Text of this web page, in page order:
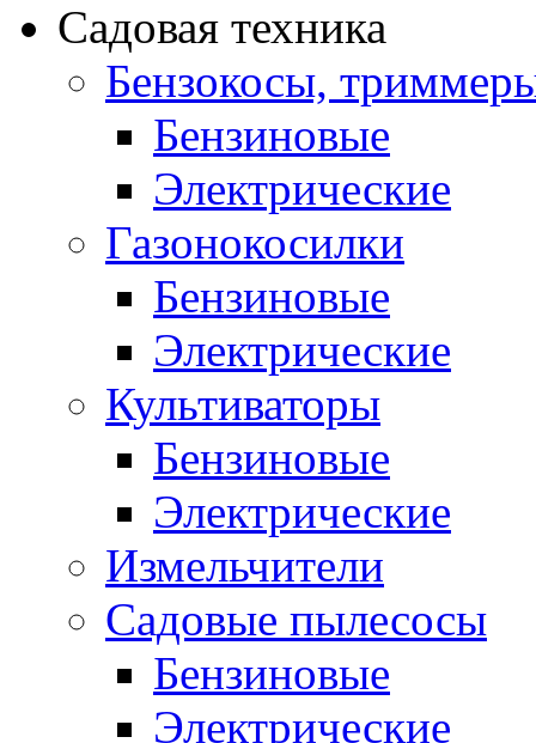
Садовая техника
Бензокосы,
Бензиновые
Электрические
Газонокосилки
Бензиновые
Электрические
Культиваторы
Бензиновые
Электрические
Измельчители
Садовые пылесосы
Бензиновые
Электрические